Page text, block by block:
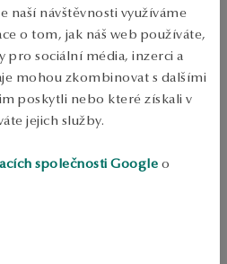
naší návštěvnosti využíváme
o tom, jak náš web používáte,
pro sociální média, inzerci a
mohou zkombinovat s dalšími
poskytli nebo které získali v
jejich služby.
společnosti Google o